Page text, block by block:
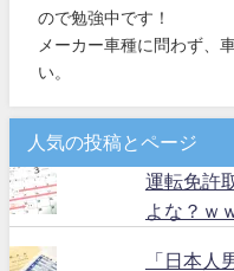
ので勉強中です！
メーカー車種に問わず、
い。
人気の投稿とページ
運転免許
よな？ｗ
「日本人